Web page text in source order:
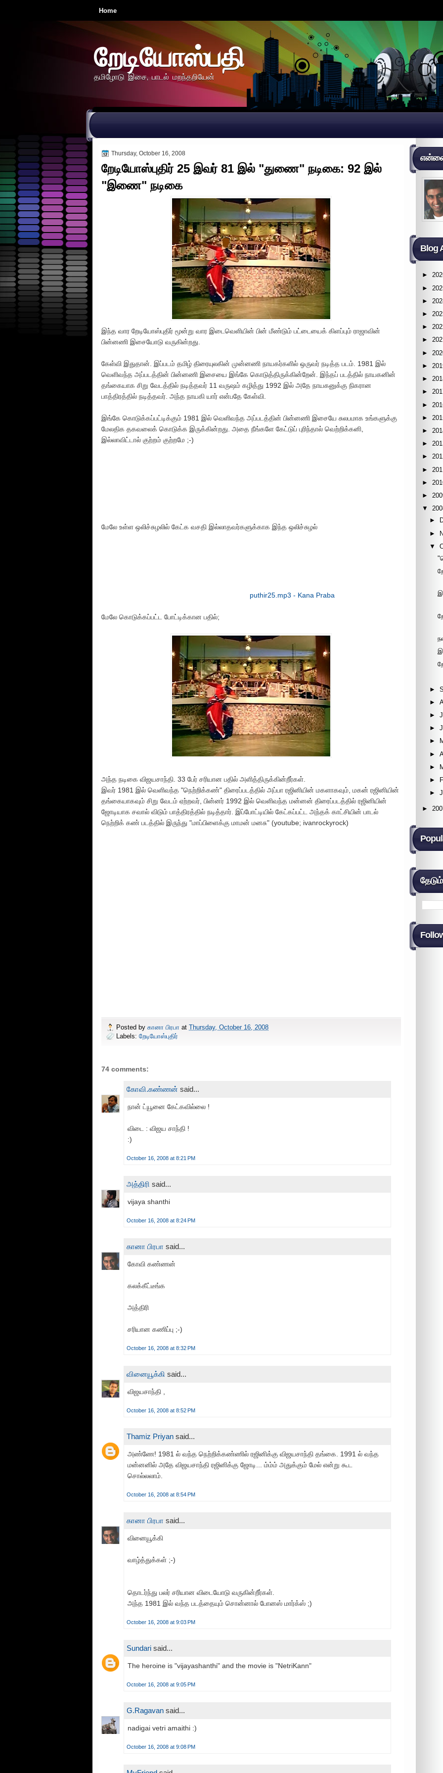
Home
றேடியோஸ்பதி
தமிழோடு இசை, பாடல் மறந்தறியேன்
Thursday, October 16, 2008
றேடியோஸ்புதிர் 25 இவர் 81 இல் "துணை" நடிகை: 92 இல்
"இணை" நடிகை
இந்த வார றேடியோஸ்புதிர் மூன்று வார இடைவெளியின் பின் மீண்டும் பட்டையைக் கிளப்பும் ராஜாவின்
பின்னணி இசையோடு வருகின்றது.
கேள்வி இதுதான். இப்படம் தமிழ் திரையுலகின் முன்னணி நாயகர்களில் ஒருவர் நடித்த படம். 1981 இல்
வெளிவந்த அப்படத்தின் பின்னணி இசையை இங்கே கொடுத்திருக்கின்றேன். இந்தப் படத்தில் நாயகனின்
தங்கையாக சிறு வேடத்தில் நடித்தவர் 11 வருஷம் கழித்து 1992 இல் அதே நாயகனுக்கு நிகரான
பாத்திரத்தில் நடித்தவர். அந்த நாயகி யார் என்பதே கேள்வி.
இங்கே கொடுக்கப்பட்டிக்கும் 1981 இல் வெளிவந்த அப்படத்தின் பின்னணி இசையே சுலபமாக உங்களுக்கு
மேலதிக தகவலைக் கொடுக்க இருக்கின்றது. அதை நீங்களே கேட்டுப் புரிந்தால் வெற்றிக்கனி,
இல்லாவிட்டால் குற்றம் குற்றமே ;-)
மேலே உள்ள ஒலிச்சுழலில் கேட்க வசதி இல்லாதவர்களுக்காக இந்த ஒலிச்சுழல்
puthir25.mp3 - Kana Praba
மேலே கொடுக்கப்பட்ட போட்டிக்கான பதில்;
அந்த நடிகை விஜயசாந்தி. 33 பேர் சரியான பதில் அளித்திருக்கின்றீர்கள்.
இவர் 1981 இல் வெளிவந்த "நெற்றிக்கண்" திரைப்படத்தில் அப்பா ரஜினியின் மகளாகவும், மகன் ரஜினியின்
தங்கையாகவும் சிறு வேடம் ஏற்றவர், பின்னர் 1992 இல் வெளிவந்த மன்னன் திரைப்படத்தில் ரஜினியின்
ஜோடியாக சவால் விடும் பாத்திரத்தில் நடித்தார். இப்போட்டியில் கேட்கப்பட்ட அந்தக் காட்சியின் பாடல்
நெற்றிக் கண் படத்தில் இருந்து "மாப்பிளைக்கு மாமன் மனசு" (youtube; ivanrockyrock)
Posted by கானா பிரபா at Thursday, October 16, 2008
Labels: றேடியோஸ்புதிர்
74 comments:
கோவி.கண்ணன் said...
நான் ட்யூனை கேட்கவில்லை !
விடை : விஜய சாந்தி !
:)
October 16, 2008 at 8:21 PM
அத்திரி said...
vijaya shanthi
October 16, 2008 at 8:24 PM
கானா பிரபா said...
கோவி கண்ணன்
கலக்கீட்டீங்க
அத்திரி
சரியான கணிப்பு ;-)
October 16, 2008 at 8:32 PM
வினையூக்கி said...
விஜயசாந்தி ,
October 16, 2008 at 8:52 PM
Thamiz Priyan said...
அண்ணே! 1981 ல் வந்த நெற்றிக்கண்ணில் ரஜினிக்கு விஜயசாந்தி தங்கை. 1991 ல் வந்த
மன்னனில் அதே விஜயசாந்தி ரஜினிக்கு ஜோடி... ம்ம்ம் அதுக்கும் மேல் என்று கூட
சொல்லலாம்.
October 16, 2008 at 8:54 PM
கானா பிரபா said...
வினையூக்கி
வாழ்த்துக்கள் ;-)
தொடர்ந்து பலர் சரியான விடையோடு வருகின்றீர்கள்.
அந்த 1981 இல் வந்த படத்தையும் சொன்னால் போனஸ் மார்க்ஸ் ;)
October 16, 2008 at 9:03 PM
Sundari said...
The heroine is "vijayashanthi" and the movie is "NetriKann"
October 16, 2008 at 9:05 PM
G.Ragavan said...
nadigai vetri amaithi :)
October 16, 2008 at 9:08 PM
Blog
►
►
►
►
►
►
►
►
►
►
►
►
►
►
►
►
►
►
▼
►
►
▼
►
►
►
►
►
►
►
►
►
►